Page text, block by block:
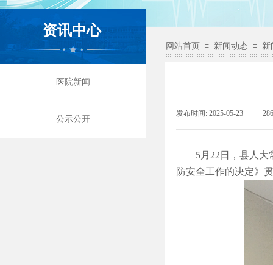
资讯中心
网站首页 ≡ 新闻动态 ≡ 新
发布时间: 2025-05-23
5月22日，县人
防安全工作的决定》
医院新闻
公示公开